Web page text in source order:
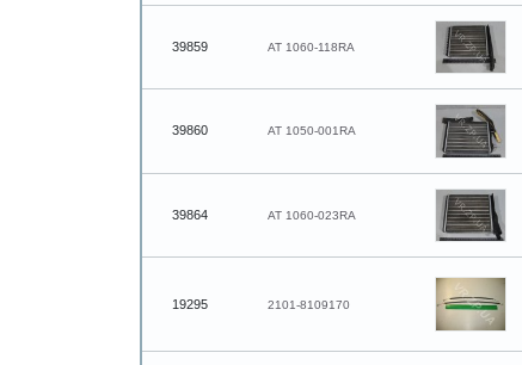
39859 AT 1060-118RA
39860 AT 1050-001RA
39864 AT 1060-023RA
19295 2101-8109170